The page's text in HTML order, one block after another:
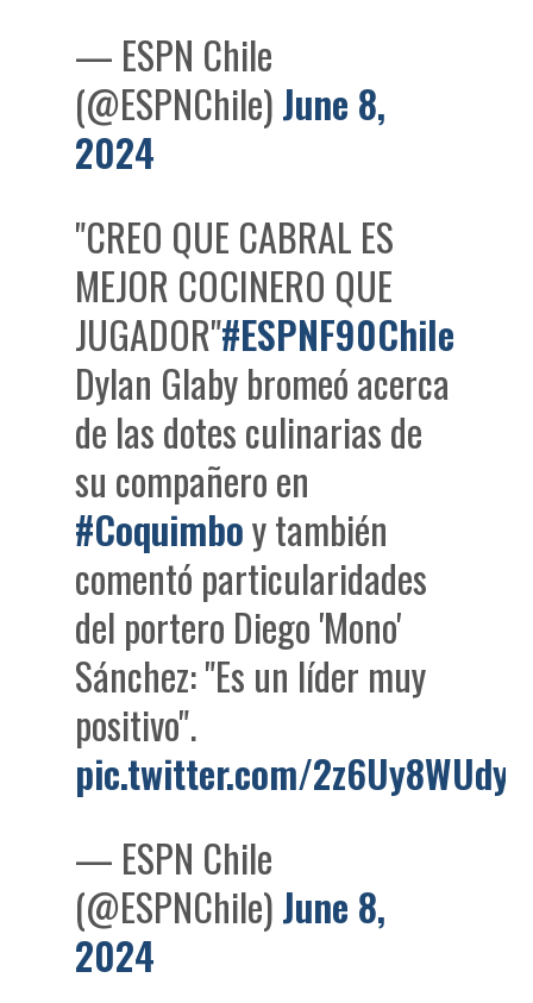
— ESPN Chile
(@ESPNChile)June 8,
2024
"CREO QUE CABRAL ES
MEJOR COCINERO QUE
JUGADOR"#ESPNF90Chile
Dylan Glaby bromeó acerca
de las dotes culinarias de
su compañero en
#Coquimboy también
comentó particularidades
del portero Diego 'Mono'
Sánchez: "Es un líder muy
positivo".
pic.twitter.com/2z6Uy8WUdy
— ESPN Chile
(@ESPNChile)June 8,
2024